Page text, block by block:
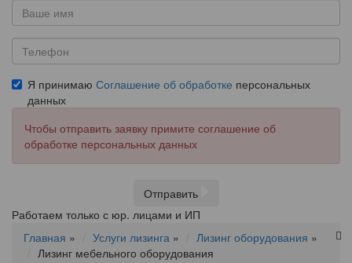
Я принимаю Соглашение об обработке персональных
данных
Чтобы отправить заявку примите соглашение об
обработке персональных данных
Отправить
Работаем только с юр. лицами и ИП
Главная » Услуги лизинга » Лизинг оборудования »
Лизинг мебельного оборудования